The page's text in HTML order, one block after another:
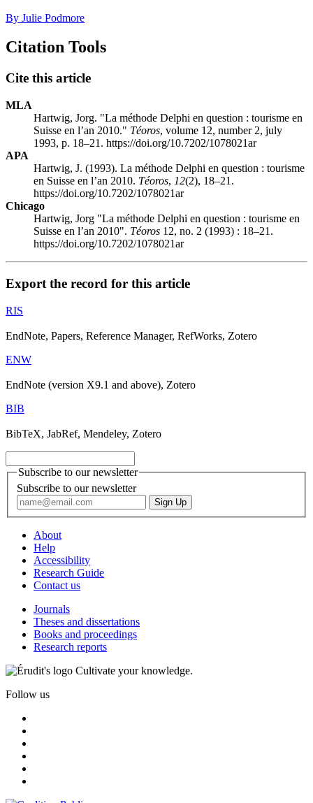
By Julie Podmore
Citation Tools
Cite this article
MLA
Hartwig, Jorg. "La méthode Delphi en question : tourisme en
Suisse en l’an 2010." Téoros, volume 12, number 2, july
1993, p. 18–21. https://doi.org/10.7202/1078021ar
APA
Hartwig, J. (1993). La méthode Delphi en question : tourisme
en Suisse en l’an 2010. Téoros, 12(2), 18–21.
https://doi.org/10.7202/1078021ar
Chicago
Hartwig, Jorg "La méthode Delphi en question : tourisme en
Suisse en l’an 2010". Téoros 12, no. 2 (1993) : 18–21.
https://doi.org/10.7202/1078021ar
Export the record for this article
RIS
EndNote, Papers, Reference Manager, RefWorks, Zotero
ENW
EndNote (version X9.1 and above), Zotero
BIB
BibTeX, JabRef, Mendeley, Zotero
Subscribe to our newsletter
Subscribe to our newsletter
About
Help
Accessibility
Research Guide
Contact us
Journals
Theses and dissertations
Books and proceedings
Research reports
Cultivate your knowledge.
Follow us